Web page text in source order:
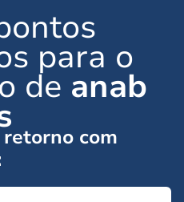
para o
de anab
com